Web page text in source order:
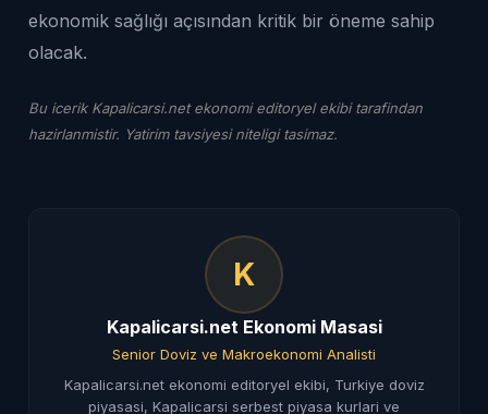
ekonomik sağlığı açısından kritik bir öneme sahip
olacak.
Bu icerik Kapalicarsi.net ekonomi editoryel ekibi tarafindan
hazirlanmistir. Yatirim tavsiyesi niteligi tasimaz.
K
Kapalicarsi.net Ekonomi Masasi
Senior Doviz ve Makroekonomi Analisti
Kapalicarsi.net ekonomi editoryel ekibi, Turkiye doviz
piyasasi, Kapalicarsi serbest piyasa kurlari ve